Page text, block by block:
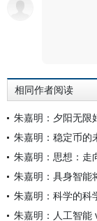
相同作者阅读
朱嘉明：稳定币的
朱嘉明：具身智能
朱嘉明：人工智能